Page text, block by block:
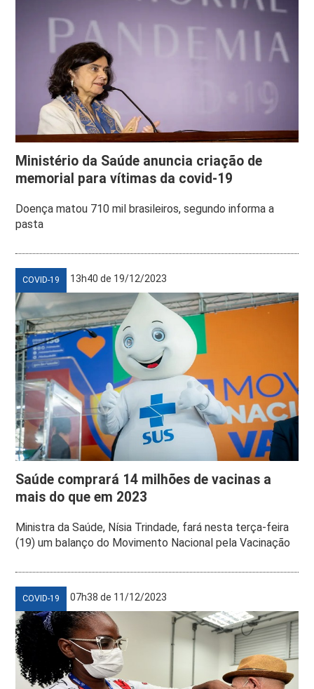
Ministério da Saúde anuncia criação de
memorial para vítimas da covid-19
Doença matou 710 mil brasileiros, segundo informa a
pasta
COVID-19 13h40 de 19/12/2023
Saúde comprará 14 milhões de vacinas a
mais do que em 2023
Ministra da Saúde, Nísia Trindade, fará nesta terça-feira
(19) um balanço do Movimento Nacional pela Vacinação
COVID-19 07h38 de 11/12/2023